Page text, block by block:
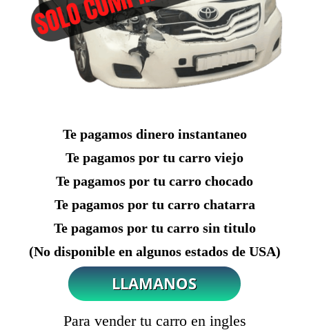
Te pagamos dinero instantaneo
Te pagamos por tu carro viejo
Te pagamos por tu carro chocado
Te pagamos por tu carro chatarra
Te pagamos por tu carro sin titulo
(No disponible en algunos estados de USA)
Para vender tu carro en ingles